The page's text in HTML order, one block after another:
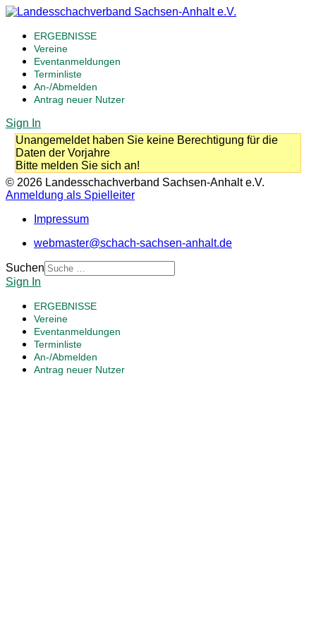
ERGEBNISSE
Vereine
Eventanmeldungen
Terminliste
An-/Abmelden
Antrag neuer Nutzer
Sign In
Unangemeldet haben Sie keine Berechtigung für die
Daten der Vorjahre
Bitte melden Sie sich an!
© 2026 Landesschachverband Sachsen-Anhalt e.V.
Anmeldung als Spielleiter
Impressum
webmaster@schach-sachsen-anhalt.de
Suchen
Sign In
ERGEBNISSE
Vereine
Eventanmeldungen
Terminliste
An-/Abmelden
Antrag neuer Nutzer